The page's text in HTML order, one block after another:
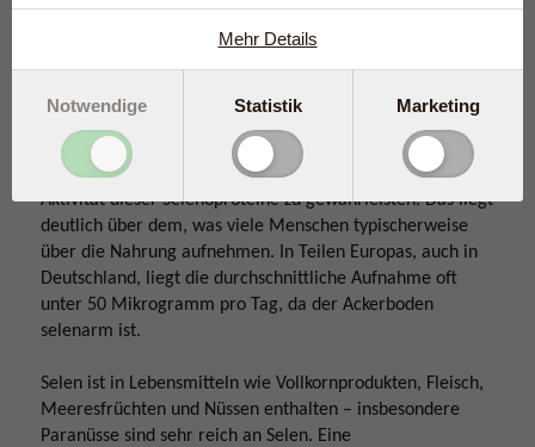
anderem für eine normale Immunfunktion, eine gesunde
Schilddrüse und den Zellschutz wichtig sind.
Zu geringe Selenzufuhr
Studien zeigen, dass eine tägliche Aufnahme von etwa
100–125 Mikrogramm erforderlich ist, um die optimale
Aktivität dieser Selenoproteine zu gewährleisten. Das liegt
deutlich über dem, was viele Menschen typischerweise
über die Nahrung aufnehmen. In Teilen Europas, auch in
Deutschland, liegt die durchschnittliche Aufnahme oft
unter 50 Mikrogramm pro Tag, da der Ackerboden
selenarm ist.
Selen ist in Lebensmitteln wie Vollkornprodukten, Fleisch,
Meeresfrüchten und Nüssen enthalten – insbesondere
Paranüsse sind sehr reich an Selen. Eine
Mehr Details
Notwendige Statistik Marketing